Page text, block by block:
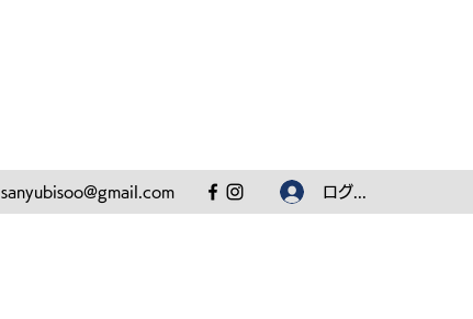
sanyubisoo@gmail.com ログイン